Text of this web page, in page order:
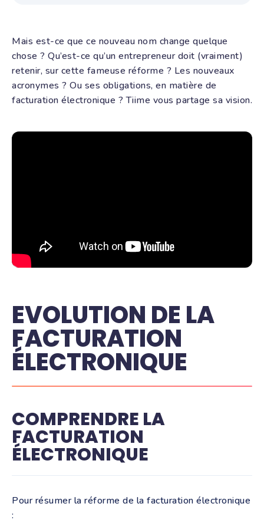
Mais est-ce que ce nouveau nom change quelque
chose ? Qu’est-ce qu’un entrepreneur doit (vraiment)
retenir, sur cette fameuse réforme ? Les nouveaux
acronymes ? Ou ses obligations, en matière de
facturation électronique ? Tiime vous partage sa vision.
EVOLUTION DE LA
FACTURATION
ÉLECTRONIQUE
COMPRENDRE LA
FACTURATION
ÉLECTRONIQUE
Pour résumer la réforme de la facturation électronique
: